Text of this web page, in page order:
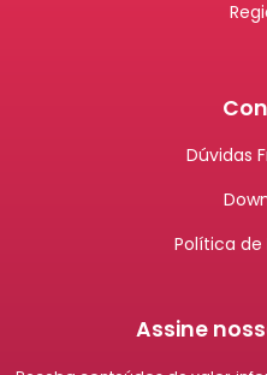
Dúvidas
Política de
Assine